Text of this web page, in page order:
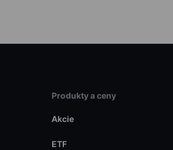
Produkty a ceny
Akcie
ETF